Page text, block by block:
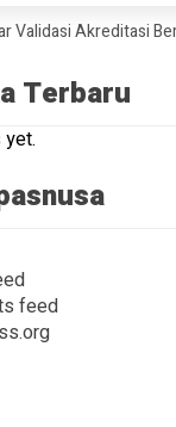
Bersama
Terbaru
feed